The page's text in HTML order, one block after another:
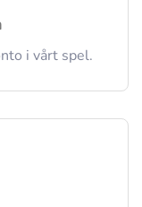
i vårt spel.